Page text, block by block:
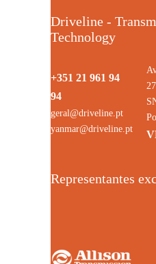
Driveline -
Technology
+351 21 961 94
94
geral@driveline.pt
yanmar@driveline.pt
Representantes